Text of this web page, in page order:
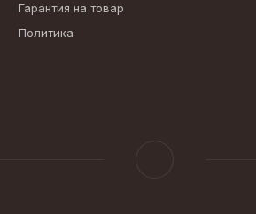
Гарантия на товар
Политика